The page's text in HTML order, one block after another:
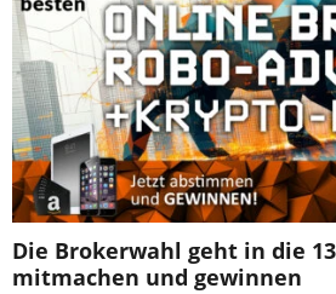
Die Brokerwahl geht in die
mitmachen und gewinnen